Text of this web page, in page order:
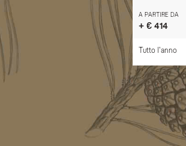
A PARTIRE DA
+ € 414
Tutto l'anno